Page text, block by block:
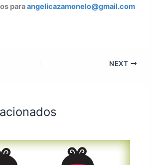
paraangelicazamonelo@gmail.com
NEXT